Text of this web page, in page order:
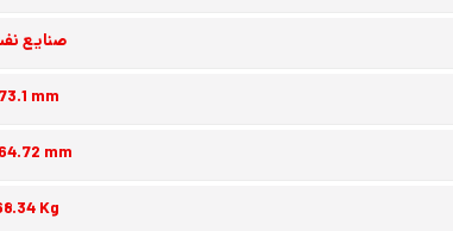
صنایع
mm
mm
Kg